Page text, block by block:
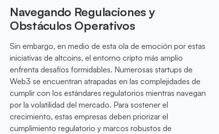
Navegando Regulaciones y
Obstáculos Operativos
Sin embargo, en medio de esta ola de emoción por estas
iniciativas de altcoins, el entorno cripto más amplio
enfrenta desafíos formidables. Numerosas startups de
Web3 se encuentran atrapadas en las complejidades de
cumplir con los estándares regulatorios mientras navegan
por la volatilidad del mercado. Para sostener el
crecimiento, estas empresas deben priorizar el
cumplimiento regulatorio y marcos robustos de